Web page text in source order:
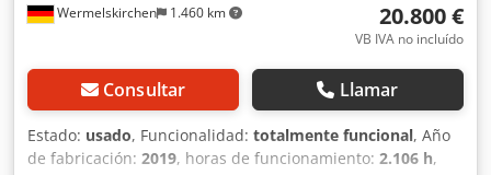
Wermelskirchen 1.460 km 20.800 €
VB IVA no incluído
Consultar Llamar
Estado: usado, Funcionalidad: totalmente funcional, Año
de fabricación: 2019, horas de funcionamiento: 2.106 h,